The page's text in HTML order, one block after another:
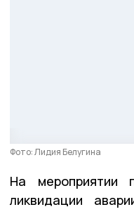
Фото: Лидия Белугина
На мероприятии
ликвидации